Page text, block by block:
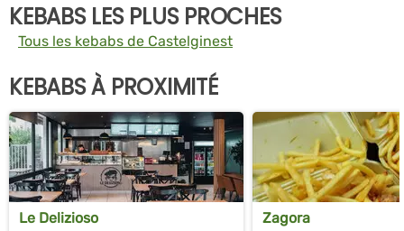
KEBABS LES PLUS PROCHES
Tous les kebabs de Castelginest
KEBABS À PROXIMITÉ
Le Delizioso Zagora